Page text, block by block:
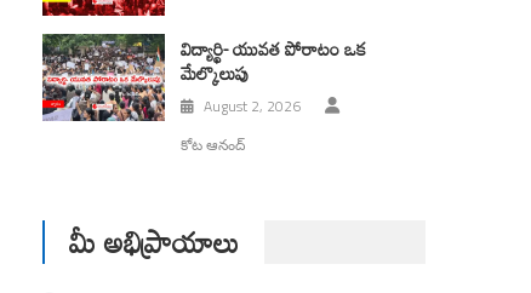
విద్యార్థి- యువత పోరాటం ఒక
మేల్కొలుపు
August 2, 2026
కోట ఆనంద్
మీ అభిప్రాయాలు